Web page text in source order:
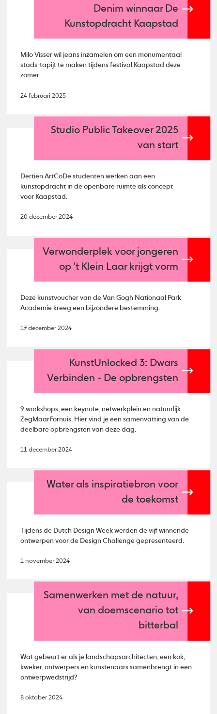
Denim winnaar De
Kunstopdracht Kaapstad
Milo Visser wil jeans inzamelen om een monumentaal
stads-tapijt te maken tijdens festival Kaapstad deze
zomer.
24 februari 2025
Studio Public Takeover 2025
van start
Dertien ArtCoDe studenten werken aan een
kunstopdracht in de openbare ruimte als concept
voor Kaapstad.
20 december 2024
Verwonderplek voor jongeren
op 't Klein Laar krijgt vorm
Deze kunstvoucher van de Van Gogh Nationaal Park
Academie kreeg een bijzondere bestemming.
17 december 2024
KunstUnlocked 3: Dwars
Verbinden - De opbrengsten
9 workshops, een keynote, netwerkplein en natuurlijk
ZegMaarFornuis. Hier vind je een samenvatting van de
deelbare opbrengsten van deze dag.
11 december 2024
Water als inspiratiebron voor
de toekomst
Tijdens de Dutch Design Week werden de vijf winnende
ontwerpen voor de Design Challenge gepresenteerd.
1 november 2024
Samenwerken met de natuur,
van doemscenario tot
bitterbal
Wat gebeurt er als je landschapsarchitecten, een kok,
kweker, ontwerpers en kunstenaars samenbrengt in een
ontwerpwedstrijd?
8 oktober 2024